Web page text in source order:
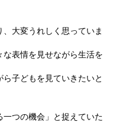
大変うれしく思っていま
表情を見せながら生活を
子どもを見ていきたいと
つの機会」と捉えていた